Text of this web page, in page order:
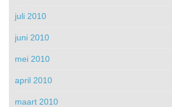
juli 2010
juni 2010
mei 2010
april 2010
maart 2010